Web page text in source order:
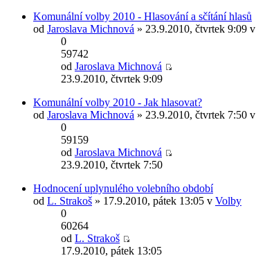
Komunální volby 2010 - Hlasování a sčítání hlasů
od Jaroslava Michnová » 23.9.2010, čtvrtek 9:09 v
0
59742
od Jaroslava Michnová
23.9.2010, čtvrtek 9:09
Komunální volby 2010 - Jak hlasovat?
od Jaroslava Michnová » 23.9.2010, čtvrtek 7:50 v
0
59159
od Jaroslava Michnová
23.9.2010, čtvrtek 7:50
Hodnocení uplynulého volebního období
od L. Strakoš » 17.9.2010, pátek 13:05 v Volby
0
60264
od L. Strakoš
17.9.2010, pátek 13:05